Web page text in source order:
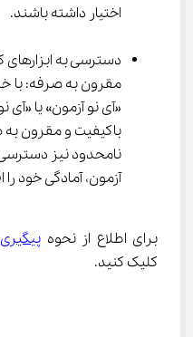
اختیار داشته باشند.
دسترسی به
آزمون، آمادگی خود
برای اطلاع از نحوه
کلیک کنید.